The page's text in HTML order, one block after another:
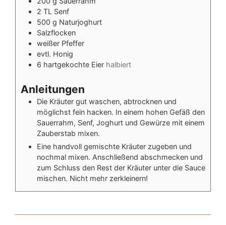
2 TL Senf
500 g Naturjoghurt
Salzflocken
weißer Pfeffer
evtl. Honig
6 hartgekochte Eier halbiert
Anleitungen
Die Kräuter gut waschen, abtrocknen und
möglichst fein hacken. In einem hohen Gefäß den
Sauerrahm, Senf, Joghurt und Gewürze mit einem
Zauberstab mixen.
Eine handvoll gemischte Kräuter zugeben und
nochmal mixen. Anschließend abschmecken und
zum Schluss den Rest der Kräuter unter die Sauce
mischen. Nicht mehr zerkleinern!